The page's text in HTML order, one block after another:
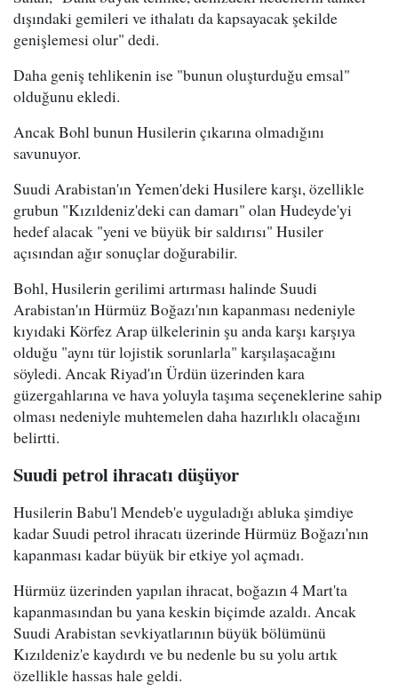
dışındaki gemileri ve ithalatı da kapsayacak şekilde
genişlemesi olur" dedi.
Daha geniş tehlikenin ise "bunun oluşturduğu emsal"
olduğunu ekledi.
Ancak Bohl bunun Husilerin çıkarına olmadığını
savunuyor.
Suudi Arabistan'ın Yemen'deki Husilere karşı, özellikle
grubun "Kızıldeniz'deki can damarı" olan Hudeyde'yi
hedef alacak "yeni ve büyük bir saldırısı" Husiler
açısından ağır sonuçlar doğurabilir.
Bohl, Husilerin gerilimi artırması halinde Suudi
Arabistan'ın Hürmüz Boğazı'nın kapanması nedeniyle
kıyıdaki Körfez Arap ülkelerinin şu anda karşı karşıya
olduğu "aynı tür lojistik sorunlarla" karşılaşacağını
söyledi. Ancak Riyad'ın Ürdün üzerinden kara
güzergahlarına ve hava yoluyla taşıma seçeneklerine sahip
olması nedeniyle muhtemelen daha hazırlıklı olacağını
belirtti.
Suudi petrol ihracatı düşüyor
Husilerin Babu'l Mendeb'e uyguladığı abluka şimdiye
kadar Suudi petrol ihracatı üzerinde Hürmüz Boğazı'nın
kapanması kadar büyük bir etkiye yol açmadı.
Hürmüz üzerinden yapılan ihracat, boğazın 4 Mart'ta
kapanmasından bu yana keskin biçimde azaldı. Ancak
Suudi Arabistan sevkiyatlarının büyük bölümünü
Kızıldeniz'e kaydırdı ve bu nedenle bu su yolu artık
özellikle hassas hale geldi.